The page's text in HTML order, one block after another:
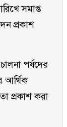
সমাপ্ত
প্রকাশ
পর্ষদের
আর্থিক
প্রকাশ করা